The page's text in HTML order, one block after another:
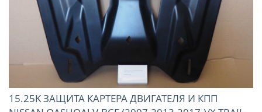
15.25K ЗАЩИТА КАРТЕРА ДВИГАТЕЛЯ И КПП